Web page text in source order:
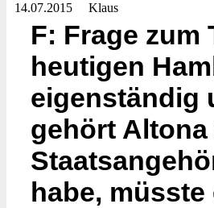
14.07.2015 Klaus
F: Frage zum
heutigen
eigenständig
gehört
habe,